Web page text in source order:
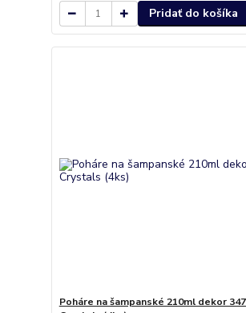
Pridať do košíka
Poháre na šampanské 210ml dekor